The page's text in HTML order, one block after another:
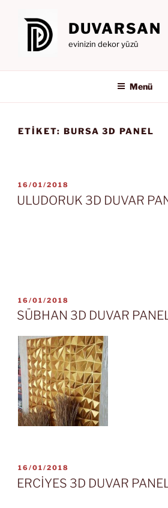
DUVARSAN
evinizin dekor yüzü
Menü
ETIKET: BURSA 3D PANEL
YAYIM
TARIHI
16/01/2018
ULUDORUK 3D DUVAR
YAYIM
TARIHI
16/01/2018
SÜBHAN 3D DUVAR
YAYIM
TARIHI
16/01/2018
ERCİYES 3D DUVAR